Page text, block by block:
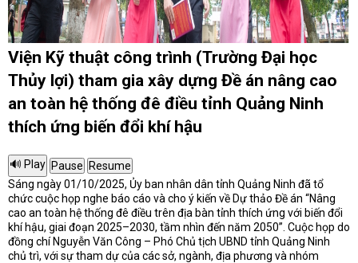
Viện Kỹ thuật công trình (Trường Đại học
Thủy lợi) tham gia xây dựng Đề án nâng cao
an toàn hệ thống đê điều tỉnh Quảng Ninh
thích ứng biến đổi khí hậu
Sáng ngày 01/10/2025, Ủy ban nhân dân tỉnh Quảng Ninh đã tổ
chức cuộc họp nghe báo cáo và cho ý kiến về Dự thảo Đề án “Nâng
cao an toàn hệ thống đê điều trên địa bàn tỉnh thích ứng với biến đổi
khí hậu, giai đoạn 2025–2030, tầm nhìn đến năm 2050”. Cuộc họp do
đồng chí Nguyễn Văn Công – Phó Chủ tịch UBND tỉnh Quảng Ninh
chủ trì, với sự tham dự của các sở, ngành, địa phương và nhóm